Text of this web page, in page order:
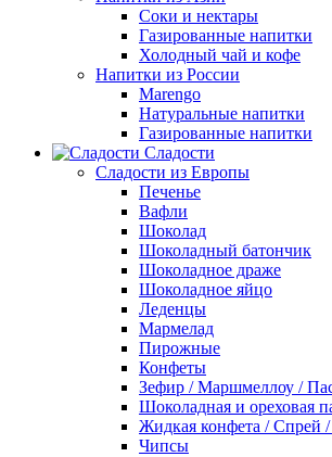
Соки и нектары
Газированные напитки
Холодный чай и кофе
Напитки из России
Marengo
Натуральные напитки
Газированные напитки
Сладости
Сладости из Европы
Печенье
Вафли
Шоколад
Шоколадный батончик
Шоколадное драже
Шоколадное яйцо
Леденцы
Мармелад
Пирожные
Конфеты
Зефир / Маршмеллоу /
Шоколадная и ореховая
Жидкая конфета / Спрей /
Чипсы